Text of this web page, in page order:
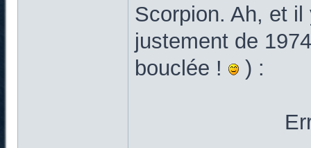
Scorpion. Ah, et
justement de
bouclée !
) :